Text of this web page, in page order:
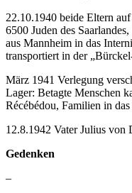
22.10.1940 beide Eltern
6500 Juden des
aus Mannheim in das
transportiert in der
März 1941 Verlegung
Lager: Betagte Menschen
Récébédou, Familien in
12.8.1942 Vater Julius von
Gedenken
–